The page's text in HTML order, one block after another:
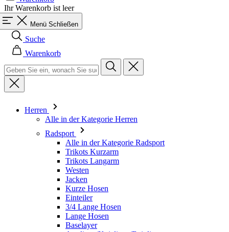
Warenkorb
Herren
Alle in der Kategorie Herren
Trikots Langarm
Westen
Jacken
Kurze Hosen
Einteiler
3/4 Lange Hosen
Lange Hosen
Baselayer
Armlinge/Knielinge/Beinlinge
Caps & Mützen
Handschuhe
Socken
Andere